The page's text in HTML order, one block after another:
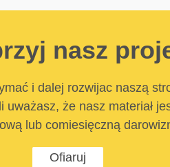
nasz
i dalej rozwijac naszą
uważasz, że nasz materiał
lub comiesięczną
Ofiaruj